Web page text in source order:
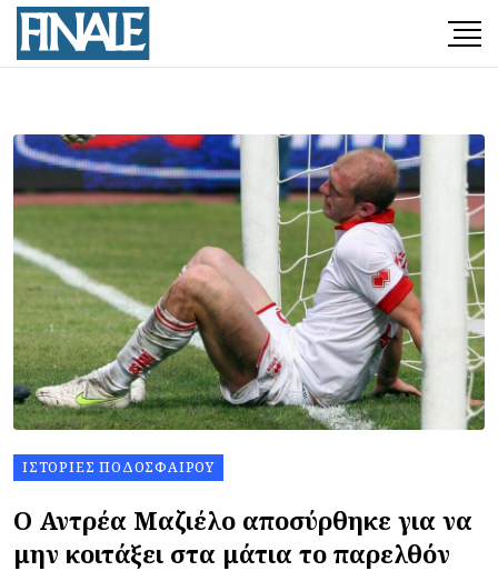
ΙΣΤΟΡΊΕΣ ΠΟΔΟΣΦΑΊΡΟΥ
Ο Αντρέα Μαζιέλο αποσύρθηκε για να
μην κοιτάξει στα μάτια το παρελθόν